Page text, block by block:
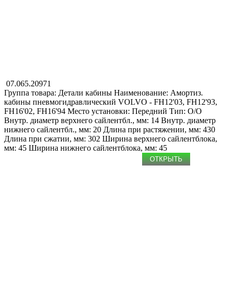
07.065.20971
Группа товара: Детали кабины Наименование: Амортиз.
кабины пневмогидравлический VOLVO - FH12'03, FH12'93,
FH16'02, FH16'94 Место установки: Передний Тип: O/O
Внутр. диаметр верхнего сайлентбл., мм: 14 Внутр. диаметр
нижнего сайлентбл., мм: 20 Длина при растяжении, мм: 430
Длина при сжатии, мм: 302 Ширина верхнего сайлентблока,
мм: 45 Ширина нижнего сайлентблока, мм: 45
ОТКРЫТЬ